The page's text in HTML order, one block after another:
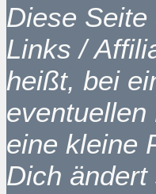
Diese Seite
Links /
heißt, bei
eine kleine
Dich